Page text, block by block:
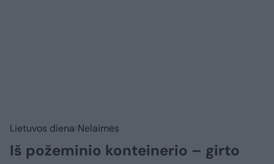
Lietuvos diena Nelaimės
Iš požeminio konteinerio – girto